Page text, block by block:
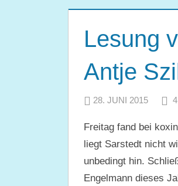
Lesung
Antje
28. JUNI 2015
Freitag fand bei
liegt Sarstedt nicht
unbedingt hin.
Engelmann dieses